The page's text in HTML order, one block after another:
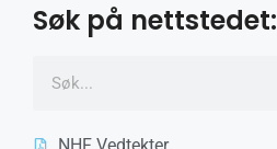
Søk på nettstedet:
NHF Vedtekter